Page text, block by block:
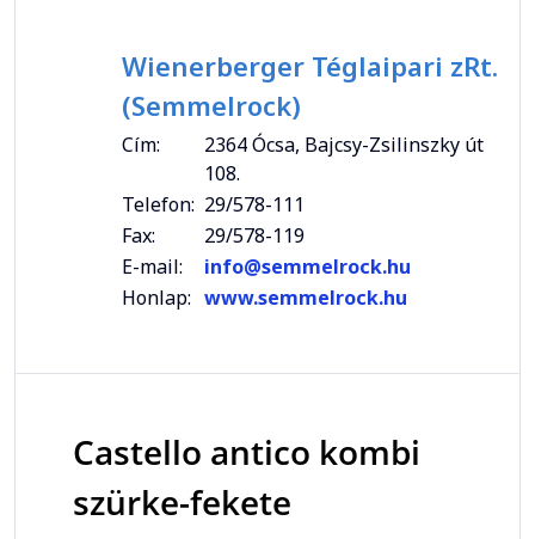
Wienerberger Téglaipari zRt.
(Semmelrock)
Cím:
2364 Ócsa, Bajcsy-Zsilinszky út
108.
Telefon: 29/578-111
Fax:
29/578-119
E-mail:
info@semmelrock.hu
Honlap: www.semmelrock.hu
Castello antico kombi
szürke-fekete